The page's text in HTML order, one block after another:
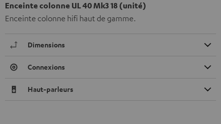
Enceinte colonne UL 40 Mk3 18 (unité)
Enceinte colonne hifi haut de gamme.
Dimensions
Connexions
Haut-parleurs